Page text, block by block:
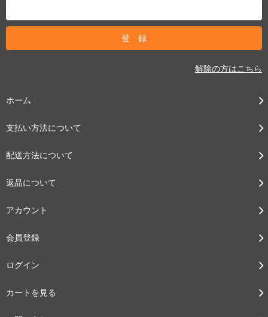
解除の方はこちら
ホーム
支払い方法について
配送方法について
返品について
アカウント
会員登録
ログイン
カートを見る